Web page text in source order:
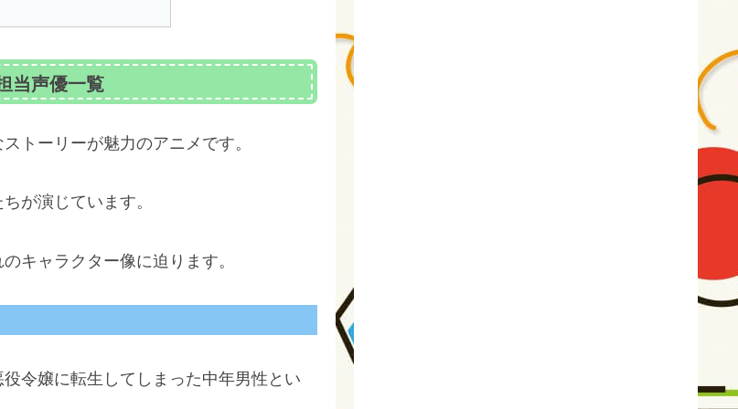
当声優一覧
トーリーが魅力のアニメです。
が演じています。
キャラクター像に迫ります。
令嬢に転生してしまった中年男性とい